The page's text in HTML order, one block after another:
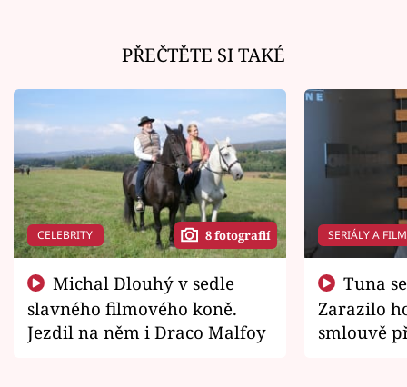
PŘEČTĚTE SI TAKÉ
CELEBRITY 8 fotografií
slavného filmového koně.
Jezdil na něm i Draco Malfoy
SERIÁLY A
Zarazilo
smlouvě